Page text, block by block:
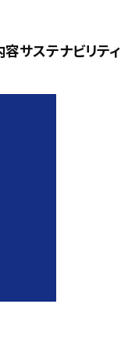
容サステナビリティ